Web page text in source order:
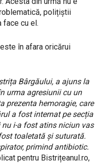
polițiștii
face cu el.
în afara oricărui
Bârgăului, a ajuns la
urma agresiunii cu un
prezenta hemoragie, care
a fost internat pe secția
nu i-a fost atins niciun vas
toaletată și suturată.
primind antibiotic.
pentru Bistrițeanul.ro,